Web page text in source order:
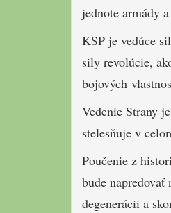
jednote armády
KSP je vedúce
sily revolúcie,
bojových
Vedenie Strany
stelesňuje v
Poučenie z
bude
degenerácii a